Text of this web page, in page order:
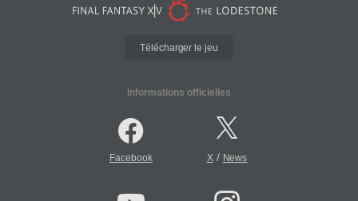
Télécharger le jeu
Informations officielles
Facebook X/ News